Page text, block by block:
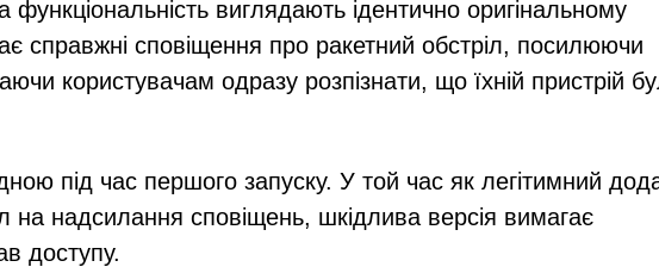
функціональність виглядають ідентично оригінальному
справжні сповіщення про ракетний обстріл, посилюючи
користувачам одразу розпізнати, що їхній пристрій
під час першого запуску. У той час як легітимний
на надсилання сповіщень, шкідлива версія вимагає
доступу.